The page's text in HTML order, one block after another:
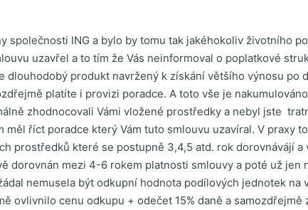
společnosti ING a bylo by tomu tak jakéhokoliv životního
uzavřel a to tím že Vás neinformoval o poplatkové
produkt navržený k získání většího výnosu po
platíte i provizi poradce. A toto vše je
zhodnocovali Vámi vložené prostředky a nebyl jste
říct poradce který Vám tuto smlouvu uzavíral. V praxy
prostředků které se postupně 3,4,5 atd. rok dorovnávájí
dorovnán mezi 4-6 rokem platnosti smlouvy a poté už jen
nemusela být odkupní hodnota podílových jednotek na
ovlivnilo cenu odkupu + odečet 15% daně a samozdřejmě